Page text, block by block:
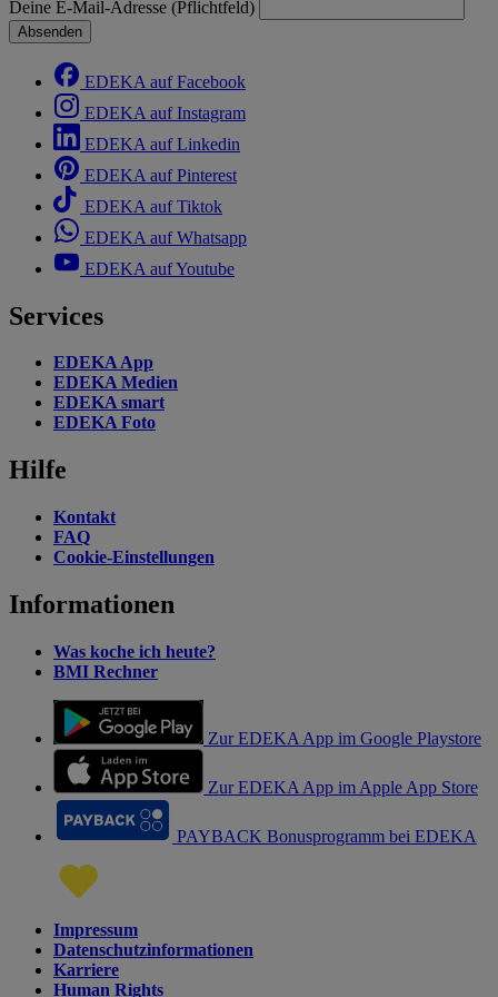
Deine E-Mail-Adresse (Pflichtfeld)
Absenden
EDEKA auf Facebook
EDEKA auf Instagram
EDEKA auf Linkedin
EDEKA auf Pinterest
EDEKA auf Tiktok
EDEKA auf Whatsapp
EDEKA auf Youtube
Services
EDEKA App
EDEKA Medien
EDEKA smart
EDEKA Foto
Hilfe
Kontakt
FAQ
Cookie-Einstellungen
Informationen
Was koche ich heute?
BMI Rechner
Zur EDEKA App im Google Playstore
Zur EDEKA App im Apple App Store
PAYBACK Bonusprogramm bei EDEKA
Impressum
Datenschutzinformationen
Karriere
Human Rights